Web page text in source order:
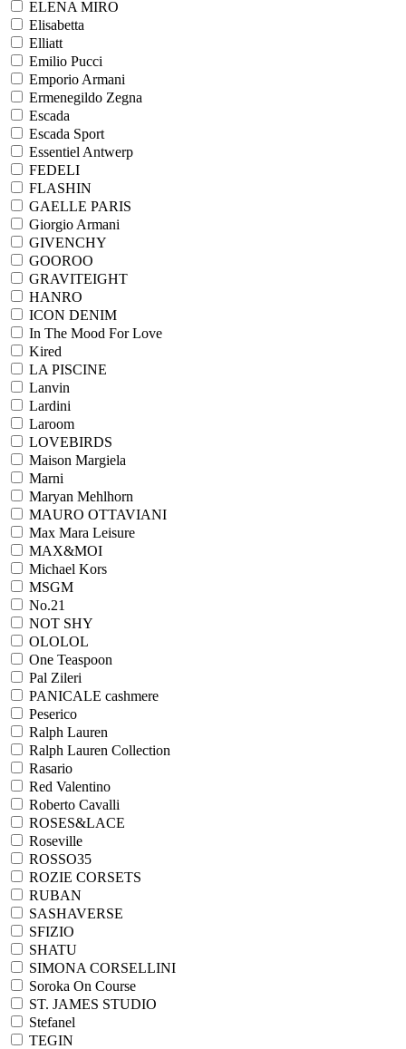
ELENA MIRO
Elisabetta
Elliatt
Emilio Pucci
Emporio Armani
Ermenegildo Zegna
Escada
Escada Sport
Essentiel Antwerp
FEDELI
FLASHIN
GAELLE PARIS
Giorgio Armani
GIVENCHY
GOOROO
GRAVITEIGHT
HANRO
ICON DENIM
In The Mood For Love
Kired
LA PISCINE
Lanvin
Lardini
Laroom
LOVEBIRDS
Maison Margiela
Marni
Maryan Mehlhorn
MAURO OTTAVIANI
Max Mara Leisure
MAX&MOI
Michael Kors
MSGM
No.21
NOT SHY
OLOLOL
One Teaspoon
Pal Zileri
PANICALE cashmere
Peserico
Ralph Lauren
Ralph Lаuren Collection
Rasario
Red Valentino
Roberto Cavalli
ROSES&LACE
Roseville
ROSSO35
ROZIE CORSETS
RUBAN
SASHAVERSE
SFIZIO
SHATU
SIMONA CORSELLINI
Soroka On Course
ST. JAMES STUDIO
Stefanel
TEGIN